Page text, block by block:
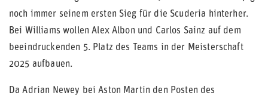
noch immer seinem ersten Sieg für die Scuderia hinterher.
Bei Williams wollen Alex Albon und Carlos Sainz auf dem
beeindruckenden 5. Platz des Teams in der Meisterschaft
2025 aufbauen.
Da Adrian Newey bei Aston Martin den Posten des